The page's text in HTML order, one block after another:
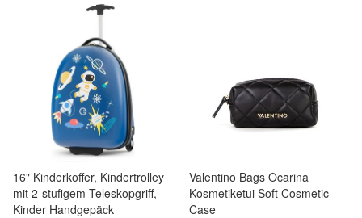
16" Kinderkoffer, Kindertrolley
mit 2-stufigem Teleskopgriff,
Kinder Handgepäck
Valentino Bags Ocarina
Kosmetiketui Soft Cosmetic
Case